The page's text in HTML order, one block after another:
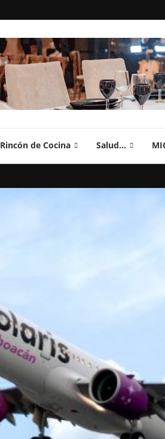
Rincón de Cocina Salud…